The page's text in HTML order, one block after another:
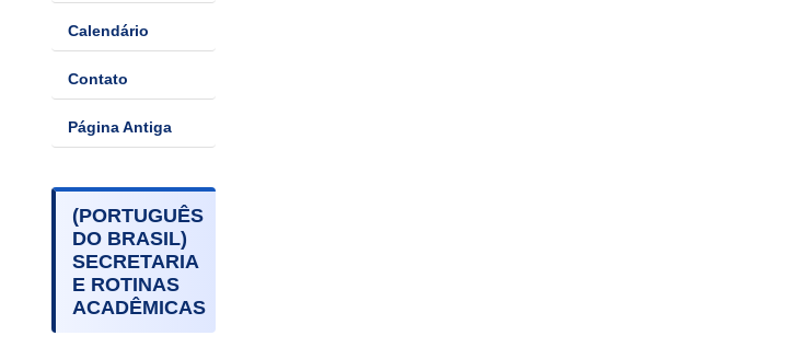
Calendário
Contato
Página Antiga
(PORTUGUÊS
DO BRASIL)
SECRETARIA
E ROTINAS
ACADÊMICAS